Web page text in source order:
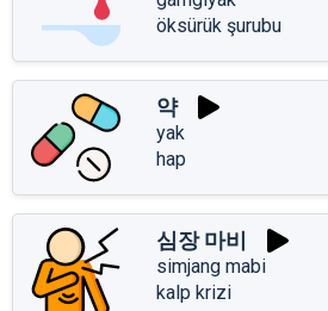
öksürük şurubu
약
yak
hap
심장 마비
simjang mabi
kalp krizi